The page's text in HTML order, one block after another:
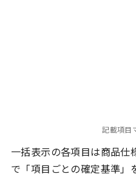
記載項目
一括表示の各項目は商品仕
で「項目ごとの確定基準」